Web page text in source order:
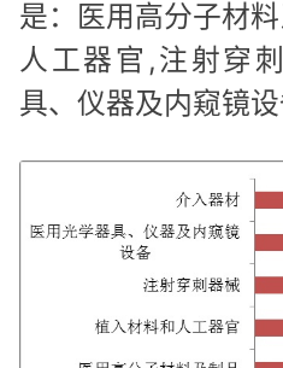
是：医用高分子材
人工器官,注射穿
具、仪器及内窥镜设